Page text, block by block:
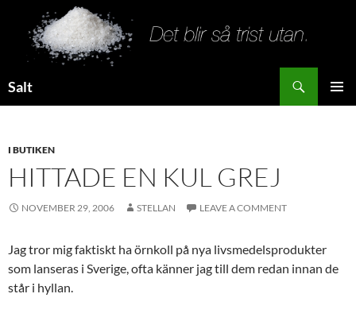
Salt
I BUTIKEN
HITTADE EN KUL GREJ
NOVEMBER 29, 2006 STELLAN LEAVE A COMMENT
Jag tror mig faktiskt ha örnkoll på nya livsmedelsprodukter
som lanseras i Sverige, ofta känner jag till dem redan innan de
står i hyllan.